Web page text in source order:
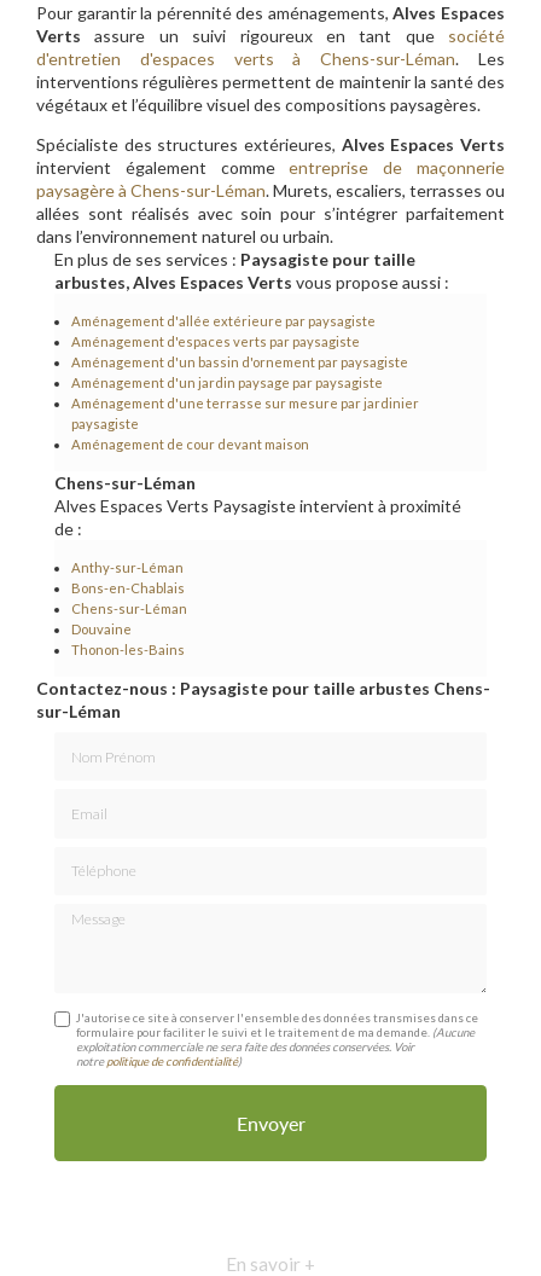
Pour garantir la pérennité des aménagements,Alves Espaces
Verts assure un suivi rigoureux en tant que société
d'entretien d'espaces verts à Chens-sur-Léman. Les
interventions régulières permettent de maintenir la santé des
végétaux et l’équilibre visuel des compositions paysagères.
Spécialiste des structures extérieures, Alves Espaces Verts
intervient également commeentreprise de maçonnerie
paysagère à Chens-sur-Léman. Murets, escaliers, terrasses ou
allées sont réalisés avec soin pour s’intégrer parfaitement
dans l’environnement naturel ou urbain.
En plus de ses services : Paysagiste pour taille
arbustes, Alves Espaces Verts vous propose aussi :
Aménagement d'allée extérieure par paysagiste
Aménagement d'espaces verts par paysagiste
Aménagement d'un bassin d'ornement par paysagiste
Aménagement d'un jardin paysage par paysagiste
Aménagement d'une terrasse sur mesure par jardinier
paysagiste
Aménagement de cour devant maison
Chens-sur-Léman
Alves Espaces Verts Paysagiste intervient à proximité
de :
Anthy-sur-Léman
Bons-en-Chablais
Chens-sur-Léman
Douvaine
Thonon-les-Bains
Contactez-nous : Paysagiste pour taille arbustes Chens-
sur-Léman
Message
J'autorise ce site à conserver l'ensemble des données transmises dans ce
formulaire pour faciliter le suivi et le traitement de ma demande. (Aucune
exploitation commerciale ne sera faite des données conservées. Voir
notrepolitique de confidentialité)
En savoir +